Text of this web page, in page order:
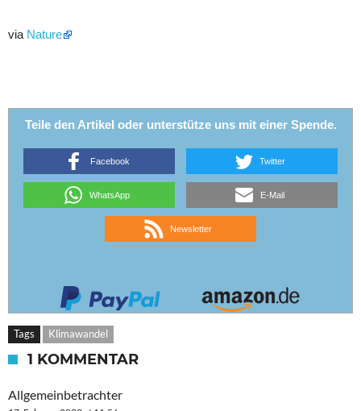
via Nature
Teile den Artikel oder unterstütze uns mit einer Spende.
Facebook Twitter
WhatsApp E-Mail
Newsletter
Tags Klimawandel
1 KOMMENTAR
Allgemeinbetrachter